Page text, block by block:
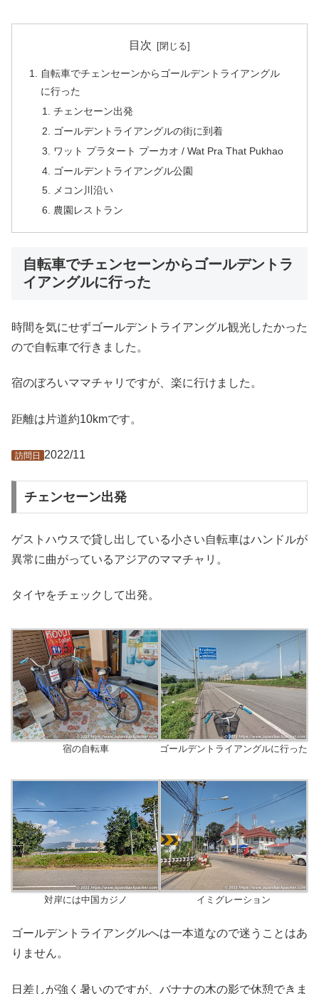
目次
自転車でチェンセーンからゴールデントライアングル
に行った
チェンセーン出発
ゴールデントライアングルの街に到着
ワット プラタート プーカオ / Wat Pra That Pukhao
ゴールデントライアングル公園
メコン川沿い
農園レストラン
自転車でチェンセーンからゴールデントラ
イアングルに行った
時間を気にせずゴールデントライアングル観光したかった
ので自転車で行きました。
宿のぼろいママチャリですが、楽に行けました。
距離は片道約10kmです。
訪問日 2022/11
チェンセーン出発
ゲストハウスで貸し出している小さい自転車はハンドルが
異常に曲がっているアジアのママチャリ。
タイヤをチェックして出発。
宿の自転車 ゴールデントライアングルに行った
対岸には中国カジノ イミグレーション
ゴールデントライアングルへは一本道なので迷うことはあ
りません。
日差しが強く暑いのですが、バナナの木の影で休憩できま